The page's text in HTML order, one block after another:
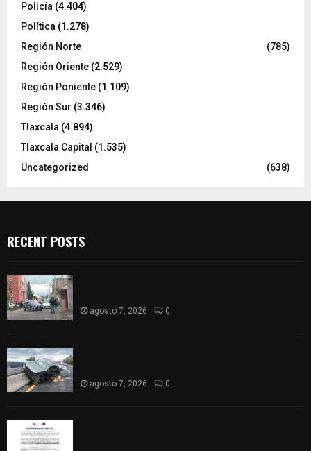
Policía (4.404)
Política (1.278)
Región Norte
(785)
Región Oriente (2.529)
Región Poniente (1.109)
Región Sur (3.346)
Tlaxcala (4.894)
Tlaxcala Capital (1.535)
Uncategorized
(638)
RECENT POSTS
agosto 7, 2026 0
agosto 7, 2026 0